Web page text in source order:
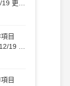
19 更
目
19 更
目